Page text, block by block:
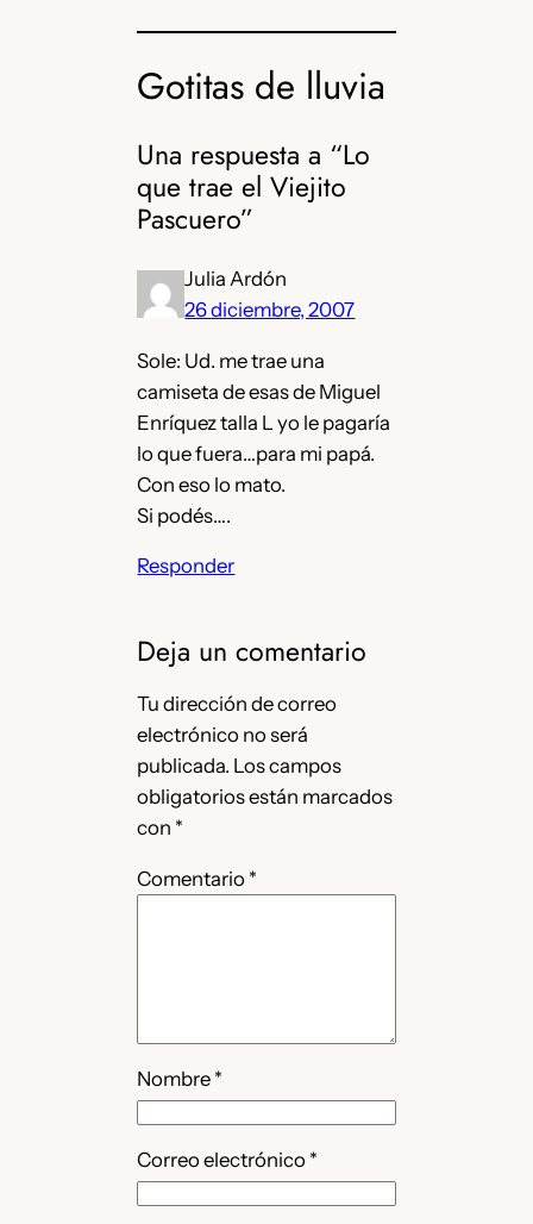
Gotitas de lluvia
Una respuesta a “Lo
que trae el Viejito
Pascuero”
Julia Ardón
26 diciembre, 2007
Sole: Ud. me trae una
camiseta de esas de Miguel
Enríquez talla L yo le pagaría
lo que fuera…para mi papá.
Con eso lo mato.
Si podés….
Responder
Deja un comentario
Tu dirección de correo
electrónico no será
publicada. Los campos
obligatorios están marcados
con *
Comentario *
Nombre *
Correo electrónico *